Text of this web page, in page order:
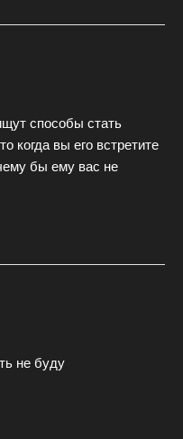
способы стать
когда вы его встретите
бы ему вас не
не буду